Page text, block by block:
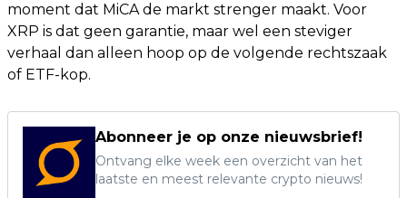
moment dat MiCA de markt strenger maakt. Voor
XRP is dat geen garantie, maar wel een steviger
verhaal dan alleen hoop op de volgende rechtszaak
of ETF-kop.
Abonneer je op onze nieuwsbrief!
Ontvang elke week een overzicht van het
laatste en meest relevante crypto nieuws!